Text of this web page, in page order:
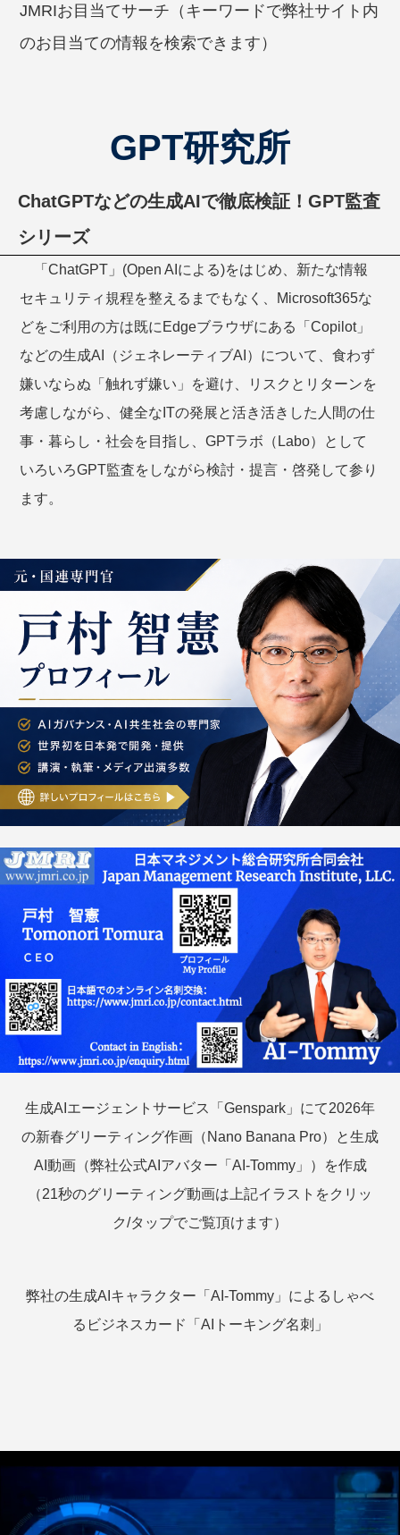
JMRIお目当てサーチ（キーワードで弊社サイト内
のお目当ての情報を検索できます）
GPT研究所
ChatGPTなどの生成AIで徹底検証！GPT監査
シリーズ
「ChatGPT」(Open AIによる)をはじめ、新たな情報
セキュリティ規程を整えるまでもなく、Microsoft365な
どをご利用の方は既にEdgeブラウザにある「Copilot」
などの生成AI（ジェネレーティブAI）について、食わず
嫌いならぬ「触れず嫌い」を避け、リスクとリターンを
考慮しながら、健全なITの発展と活き活きした人間の仕
事・暮らし・社会を目指し、GPTラボ（Labo）として
いろいろGPT監査をしながら検討・提言・啓発して参り
ます。
生成AIエージェントサービス「Genspark」にて2026年
の新春グリーティング作画（Nano Banana Pro）と生成
AI動画（弊社公式AIアバター「AI-Tommy」）を作成
（21秒のグリーティング動画は上記イラストをクリッ
ク/タップでご覧頂けます）
弊社の生成AIキャラクター「AI-Tommy」によるしゃべ
るビジネスカード「AIトーキング名刺」